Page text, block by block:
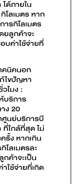
ด้ภายใน
โลเมตร หาก
ารกิโลเมตร
ยลูกค้าจะ
บค่าใช้จ่ายที่
คนิคนอก
ไขปัญหา
โมง :
บริการ
ง 20
ศูนย์บริการบี
ที่ใกล้ที่สุด ไม่
รั้ง หากเกิน
โลเมตรละ
ค้าจะเป็น
ใช้จ่ายที่เกิด